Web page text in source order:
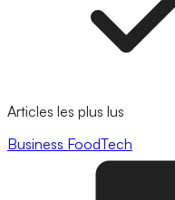
Articles les plus lus
Business FoodTech